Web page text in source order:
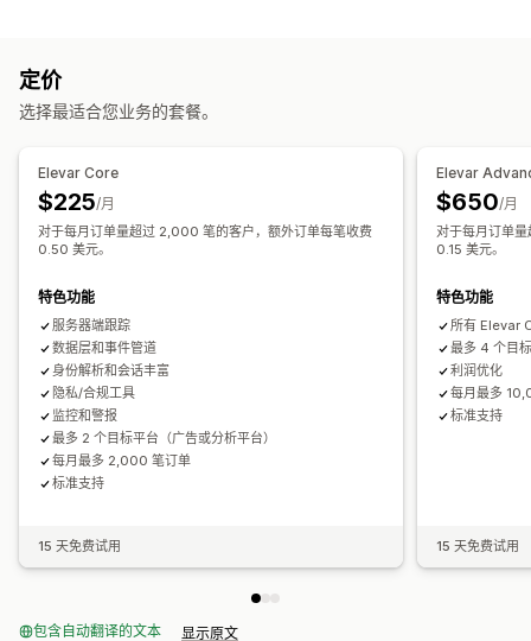
宣传活动管理
像素管理
绩效跟踪 广告支出
每次获客成本
控制面板 展示次数
忠诚度分析
UTM 跟踪
视觉和报告
定价
选择最适合您业务的套餐。
Elevar Core
$225/月
对于每月订单量超过 2,000 笔的客户，额外订单每笔收费
0.50 美元。
特色功能
服务器端跟踪
数据层和事件管道
身份解析和会话丰富
隐私/合规工具
监控和警报
最多 2 个目标平台（广告或分析平台）
每月最多 2,000 笔订单
标准支持
15 天免费试用
Elevar
$650/月
对于每月订单
0.15 美元。
特色功能
所有 Elevar
最多 4 个目
利润优化
每月最多
标准支持
15 天免费试用
包含自动翻译的文本 显示原文